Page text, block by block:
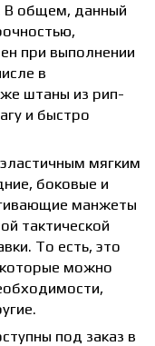
общем, данный
при выполнении
в
штаны из рип-
и быстро
мягким
боковые и
манжеты
тактической
То есть, это
которые можно
под заказ в